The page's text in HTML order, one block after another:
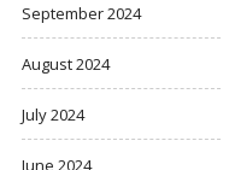
September 2024
August 2024
July 2024
June 2024